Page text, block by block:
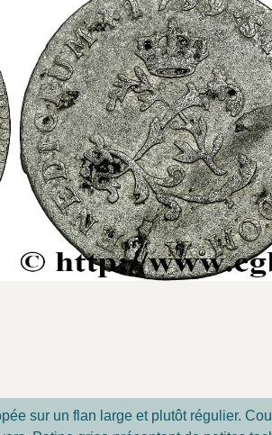
sur un flan large et plutôt régulier.